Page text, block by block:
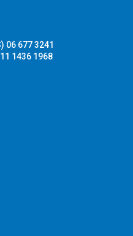
06 677 3241
1436 1968